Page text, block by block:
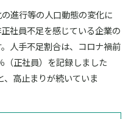
進行等の人口動態の変化に
社員不足を感じている企業の
人手不足割合は、コロナ禍前
（正社員）を記録しました
高止まりが続いていま